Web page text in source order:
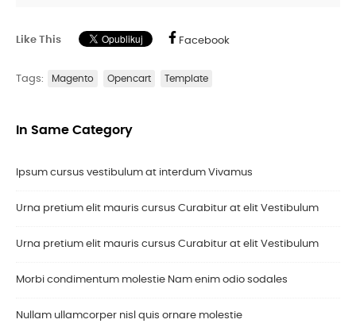
Like This Facebook
Tags: Magento Opencart Template
In Same Category
Ipsum cursus vestibulum at interdum Vivamus
Urna pretium elit mauris cursus Curabitur at elit Vestibulum
Urna pretium elit mauris cursus Curabitur at elit Vestibulum
Morbi condimentum molestie Nam enim odio sodales
Nullam ullamcorper nisl quis ornare molestie